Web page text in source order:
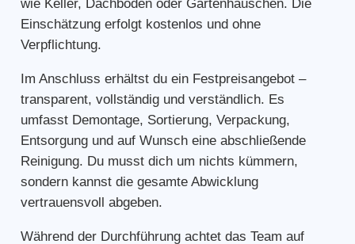
wie Keller, Dachboden oder Gartenhäuschen. Die
Einschätzung erfolgt kostenlos und ohne
Verpflichtung.
Im Anschluss erhältst du ein Festpreisangebot –
transparent, vollständig und verständlich. Es
umfasst Demontage, Sortierung, Verpackung,
Entsorgung und auf Wunsch eine abschließende
Reinigung. Du musst dich um nichts kümmern,
sondern kannst die gesamte Abwicklung
vertrauensvoll abgeben.
Während der Durchführung achtet das Team auf